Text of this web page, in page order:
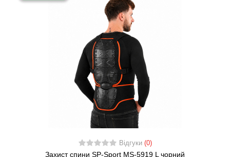
Відгуки (0)
Захист спини SP-Sport MS-5919 L чорний